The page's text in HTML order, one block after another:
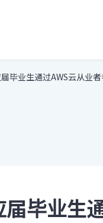
毕业生通过AWS云从业
届毕业生